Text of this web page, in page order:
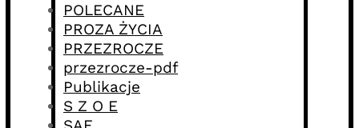
POLECANE
PROZA ŻYCIA
PRZEZROCZE
przezrocze-pdf
Publikacje
S Z O E